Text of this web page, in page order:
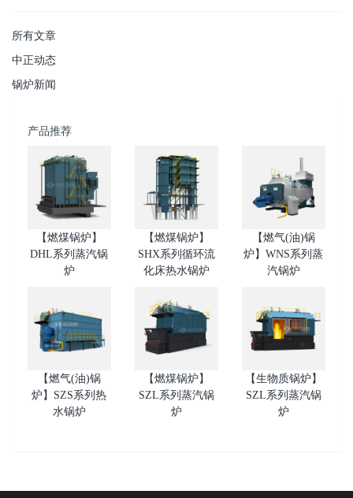
所有文章
中正动态
锅炉新闻
产品推荐
【燃煤锅炉】
DHL系列蒸汽锅
炉
【燃煤锅炉】
SHX系列循环流
化床热水锅炉
【燃气(油)锅
炉】WNS系列蒸
汽锅炉
【燃气(油)锅
炉】SZS系列热
水锅炉
【燃煤锅炉】
SZL系列蒸汽锅
炉
【生物质锅炉】
SZL系列蒸汽锅
炉